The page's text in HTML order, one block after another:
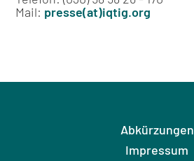
Mail: presse(at)iqtig.org
Abkürzungen
Impressum